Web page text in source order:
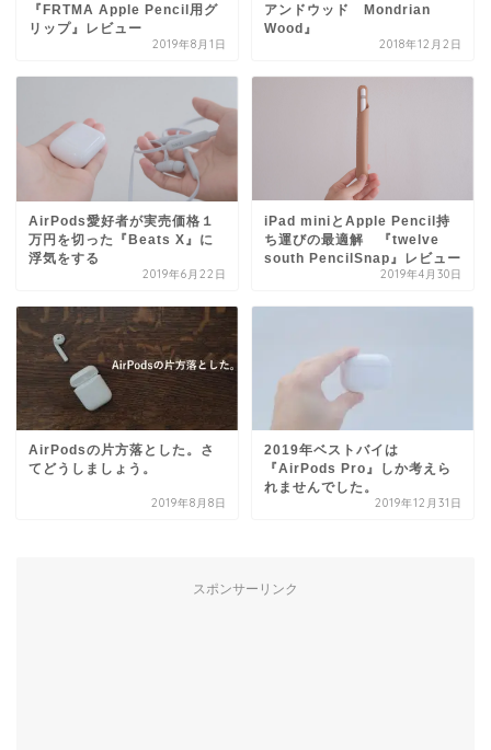
『FRTMA Apple Pencil用グ
リップ』レビュー
2019年8月1日
アンドウッド Mondrian
Wood』
2018年12月2日
AirPods愛好者が実売価格１
万円を切った『Beats X』に
浮気をする
2019年6月22日
iPad miniとApple Pencil持
ち運びの最適解 『twelve
south PencilSnap』レビュー
2019年4月30日
AirPodsの片方落とした。さ
てどうしましょう。
2019年8月8日
2019年ベストバイは
『AirPods Pro』しか考えら
れませんでした。
2019年12月31日
スポンサーリンク